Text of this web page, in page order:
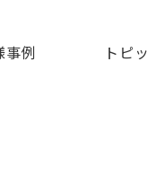
事例 トピ